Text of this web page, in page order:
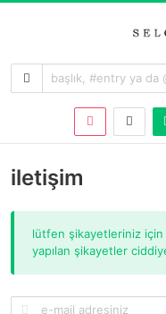
i̇letişim
lütfen şikayetleriniz için
yapılan şikayetler